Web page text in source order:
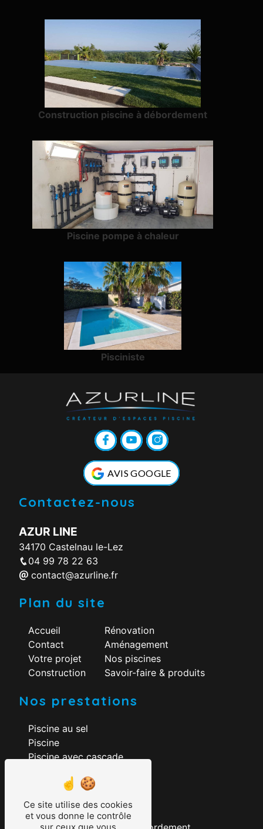
Construction piscine à débordement
Piscine pompe à chaleur
Pisciniste
AVIS GOOGLE
Contactez-nous
AZUR LINE
34170 Castelnau le-Lez
04 99 78 22 63
contact@azurline.fr
Plan du site
Accueil
Contact
Votre projet
Construction
Rénovation
Aménagement
Nos piscines
Savoir-faire & produits
Nos prestations
Piscine au sel
Piscine
Piscine avec cascade
Rénovation piscine
Aménagement piscine
Création piscine
Ce site utilise des cookies
et vous donne le contrôle